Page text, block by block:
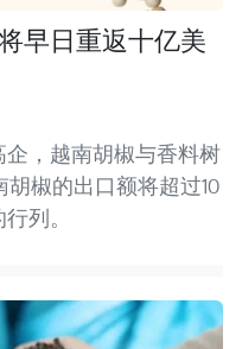
早日重返十亿美
，越南胡椒与香料树
胡椒的出口额将超过10
列。